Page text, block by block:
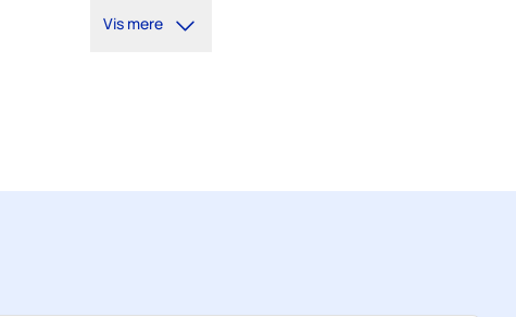
Vis mere